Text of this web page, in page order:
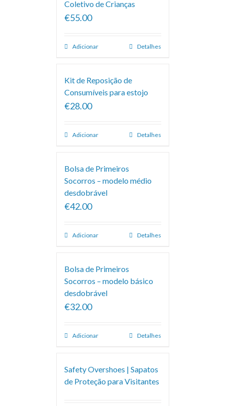
Coletivo de Crianças
€55.00
Adicionar Detalhes
Kit de Reposição de
Consumíveis para estojo
€28.00
Adicionar Detalhes
Bolsa de Primeiros
Socorros – modelo médio
desdobrável
€42.00
Adicionar Detalhes
Bolsa de Primeiros
Socorros – modelo básico
desdobrável
€32.00
Adicionar Detalhes
Safety Overshoes | Sapatos
de Proteção para Visitantes